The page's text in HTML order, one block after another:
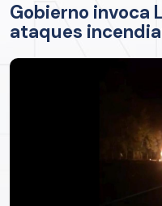
Gobierno invoca
ataques